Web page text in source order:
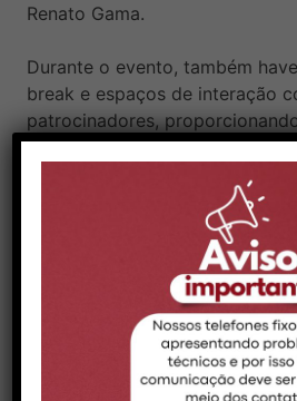
Renato Gama.
Durante o evento, também
break e espaços de interação
patrocinadores,
aprendizado e networking
Ação social na Orla de Pajuçara
Encerrando a Semana, no
domingo (26), o CRO-AL
com a Universidade Federal de
Campanha “Sol na Medida”, na
com atividades de
efeitos da exposição solar nos